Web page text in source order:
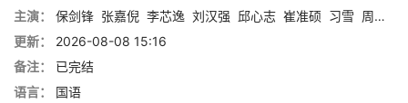
主演：
保剑锋 张嘉倪 李芯逸 刘汉强 邱心志 崔准硕 习雪 周扬
更新：
2026-08-08 15:16
备注：
已完结
语言：
国语